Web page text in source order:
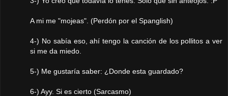
A mi me "mojeas". (Perdón por el Spanglish)
4-) No sabía eso, ahí tengo la canción de los pollitos a ver
si me da miedo.
5-) Me gustaría saber: ¿Donde esta guardado?
6-) Ayy. Si es cierto (Sarcasmo)